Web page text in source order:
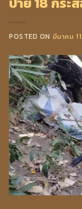
POSTED ON มีนาคม